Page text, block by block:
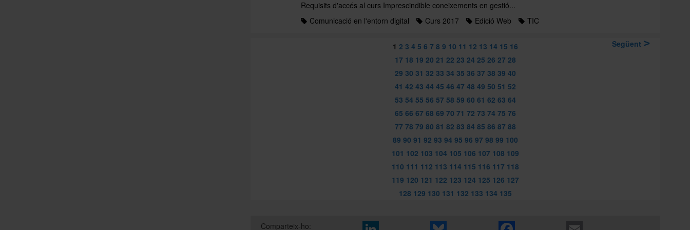
Requisits d'accés al curs Imprescindible coneixements en gestió...
Comunicació en l'entorn digital
Curs 2017 Edició Web TIC
1 2 3 4 5 6 7 8 9 10 11 12 13 14 15 16
17 18 19 20 21 22 23 24 25 26 27 28
29 30 31 32 33 34 35 36 37 38 39 40
41 42 43 44 45 46 47 48 49 50 51 52
53 54 55 56 57 58 59 60 61 62 63 64
65 66 67 68 69 70 71 72 73 74 75 76
77 78 79 80 81 82 83 84 85 86 87 88
89 90 91 92 93 94 95 96 97 98 99 100
101 102 103 104 105 106 107 108 109
110 111 112 113 114 115 116 117 118
119 120 121 122 123 124 125 126 127
128 129 130 131 132 133 134 135
Següent
Comparteix-ho: